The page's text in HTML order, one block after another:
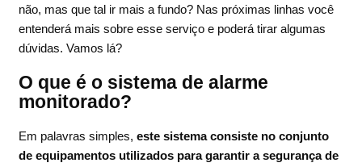
não, mas que tal ir mais a fundo? Nas próximas linhas você
entenderá mais sobre esse serviço e poderá tirar algumas
dúvidas. Vamos lá?
O que é o sistema de alarme
monitorado?
Em palavras simples, este sistema consiste no conjunto
de equipamentos utilizados para garantir a segurança de